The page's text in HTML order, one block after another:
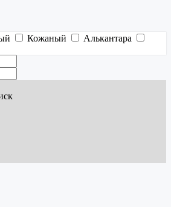
Кожаный
Алькантара